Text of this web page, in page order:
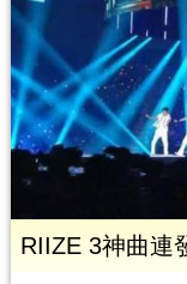
RIIZE 3神曲連